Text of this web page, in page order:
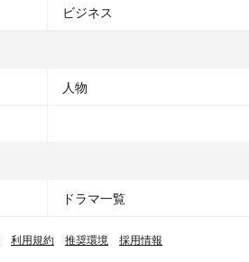
ビジネス
人物
ドラマ一覧
利用規約 推奨環境 採用情報